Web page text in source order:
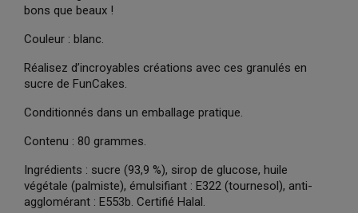
bons que beaux !
Couleur : blanc.
Réalisez d’incroyables créations avec ces granulés en
sucre de FunCakes.
Conditionnés dans un emballage pratique.
Contenu : 80 grammes.
Ingrédients : sucre (93,9 %), sirop de glucose, huile
végétale (palmiste), émulsifiant : E322 (tournesol), anti-
agglomérant : E553b. Certifié Halal.